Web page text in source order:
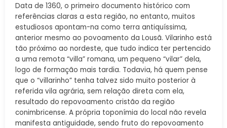
Data de 1360, o primeiro documento histórico com
referências claras a esta região, no entanto, muitos
estudiosos apontam-na como terra antiquíssima,
anterior mesmo ao povoamento da Lousã. Vilarinho está
tão próximo ao nordeste, que tudo indica ter pertencido
a uma remota “villa” romana, um pequeno “vilar” dela,
logo de formação mais tardia. Todavia, há quem pense
que o “villarinho” tenha talvez sido muito posterior à
referida vila agrária, sem relação direta com ela,
resultado do repovoamento cristão da região
conimbricense. A própria toponímia do local não revela
manifesta antiguidade, sendo fruto do repovoamento